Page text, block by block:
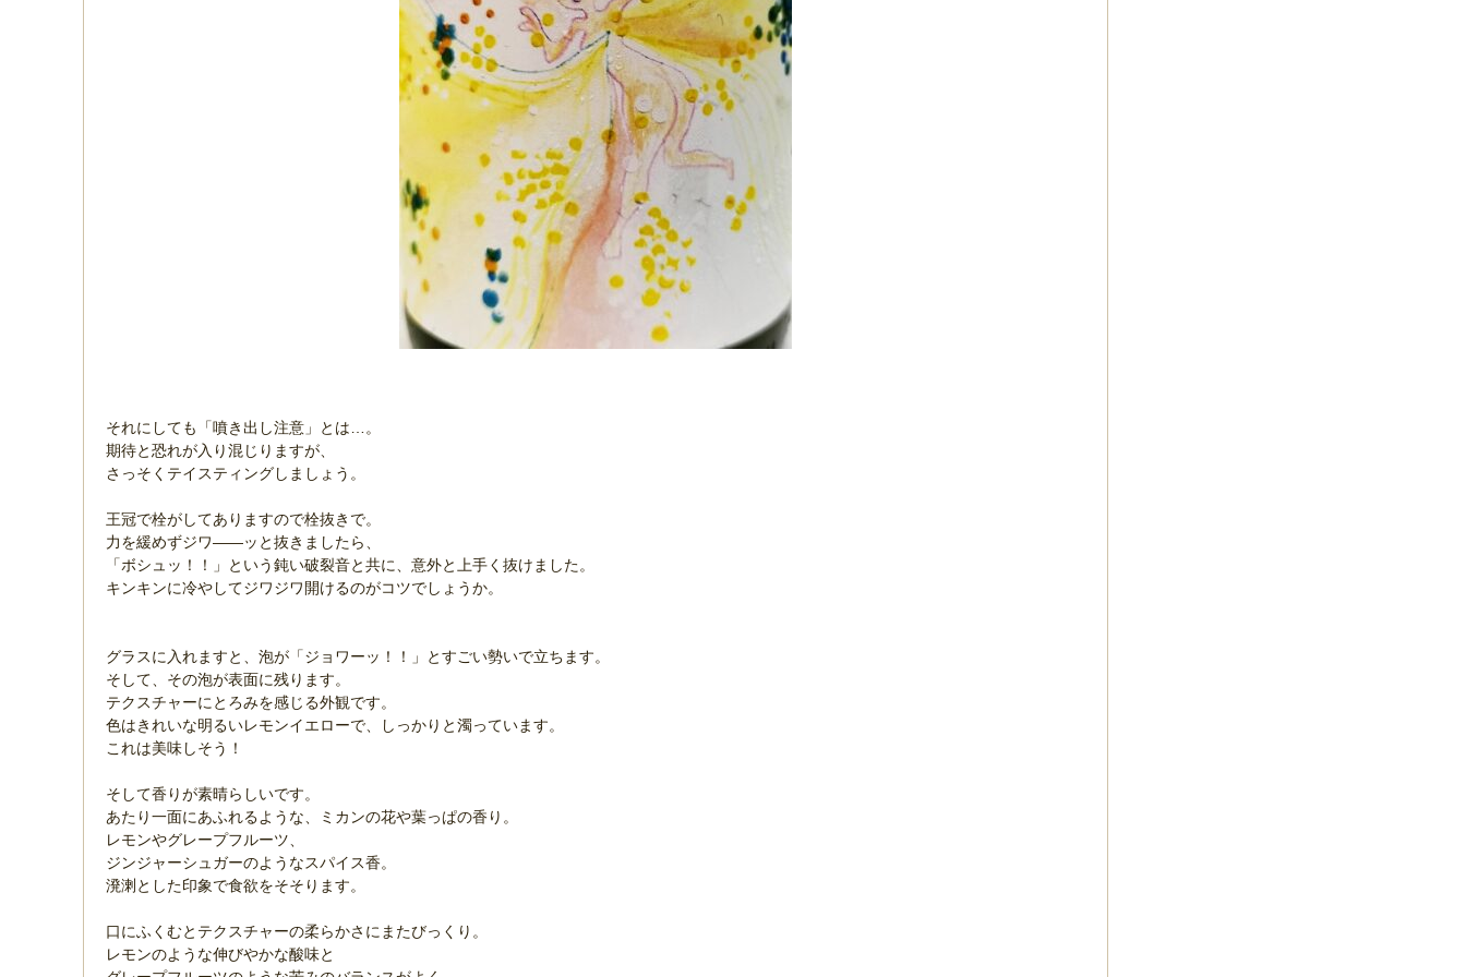
それにしても「噴き出し注意」とは…。
期待と恐れが入り混じりますが、
さっそくテイスティングしましょう。
王冠で栓がしてありますので栓抜きで。
力を緩めずジワ――ッと抜きましたら、
「ボシュッ！！」という鈍い破裂音と共に、意外と上手く抜けました。
キンキンに冷やしてジワジワ開けるのがコツでしょうか。
グラスに入れますと、泡が「ジョワーッ！！」とすごい勢いで立ちます。
そして、その泡が表面に残ります。
テクスチャーにとろみを感じる外観です。
色はきれいな明るいレモンイエローで、しっかりと濁っています。
これは美味しそう！
そして香りが素晴らしいです。
あたり一面にあふれるような、ミカンの花や葉っぱの香り。
レモンやグレープフルーツ、
ジンジャーシュガーのようなスパイス香。
溌溂とした印象で食欲をそそります。
口にふくむとテクスチャーの柔らかさにまたびっくり。
レモンのような伸びやかな酸味と